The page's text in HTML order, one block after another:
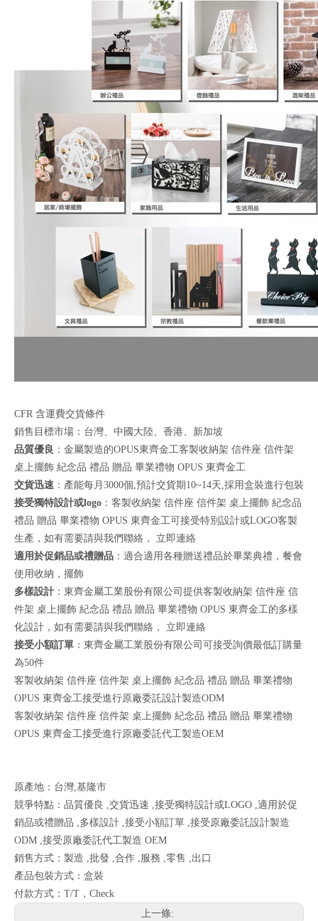
CFR 含運費交貨條件
銷售目標市場：台灣、中國大陸、香港、新加坡
品質優良 ：金屬製造的OPUS東齊金工客製收納架 信件座 信件架
桌上擺飾 紀念品 禮品 贈品 畢業禮物 OPUS 東齊金工
交貨迅速 ：產能每月3000個,預計交貨期10~14天,採用盒裝進行包裝
接受獨特設計或logo ：客製收納架 信件座 信件架 桌上擺飾 紀念品
禮品 贈品 畢業禮物 OPUS 東齊金工可接受特別設計或LOGO客製
生產，如有需要請與我們聯絡， 立即連絡
適用於促銷品或禮贈品 ：適合適用各種贈送禮品於畢業典禮，餐會
使用收納，擺飾
多樣設計 ：東齊金屬工業股份有限公司提供客製收納架 信件座 信
件架 桌上擺飾 紀念品 禮品 贈品 畢業禮物 OPUS 東齊金工的多樣
化設計，如有需要請與我們聯絡， 立即連絡
接受小額訂單 ：東齊金屬工業股份有限公司可接受詢價最低訂購量
為50件
客製收納架 信件座 信件架 桌上擺飾 紀念品 禮品 贈品 畢業禮物
OPUS 東齊金工接受進行原廠委託設計製造ODM
客製收納架 信件座 信件架 桌上擺飾 紀念品 禮品 贈品 畢業禮物
OPUS 東齊金工接受進行原廠委託代工製造OEM
原產地：台灣,基隆市
競爭特點：品質優良 ,交貨迅速 ,接受獨特設計或LOGO ,適用於促
銷品或禮贈品 ,多樣設計 ,接受小額訂單 ,接受原廠委託設計製造
ODM ,接受原廠委託代工製造 OEM
銷售方式：製造 ,批發 ,合作 ,服務 ,零售 ,出口
產品包裝方式：盒裝
付款方式：T/T，Check
上一條: